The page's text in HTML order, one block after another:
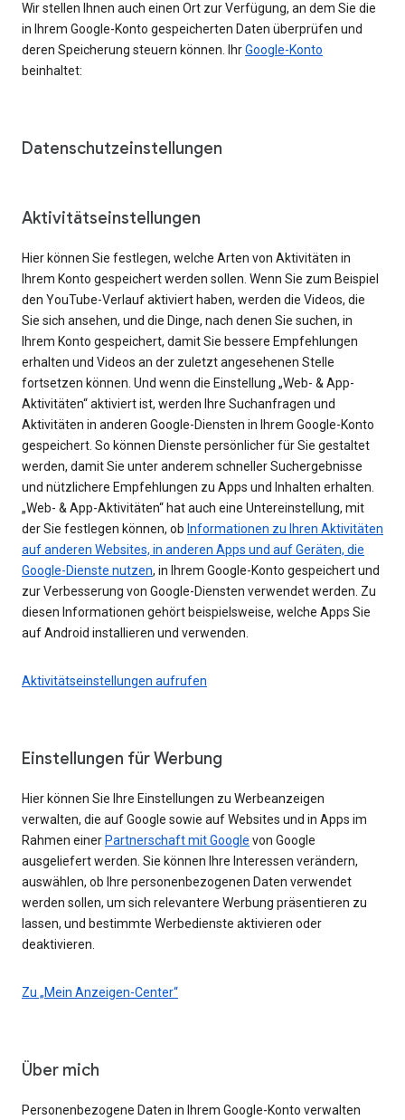
Wir stellen Ihnen auch einen Ort zur Verfügung, an dem Sie die
in Ihrem Google-Konto gespeicherten Daten überprüfen und
deren Speicherung steuern können. IhrGoogle-Konto
beinhaltet:
Datenschutzeinstellungen
Aktivitätseinstellungen
Hier können Sie festlegen, welche Arten von Aktivitäten in
Ihrem Konto gespeichert werden sollen. Wenn Sie zum Beispiel
den YouTube-Verlauf aktiviert haben, werden die Videos, die
Sie sich ansehen, und die Dinge, nach denen Sie suchen, in
Ihrem Konto gespeichert, damit Sie bessere Empfehlungen
erhalten und Videos an der zuletzt angesehenen Stelle
fortsetzen können. Und wenn die Einstellung „Web- & App-
Aktivitäten“ aktiviert ist, werden Ihre Suchanfragen und
Aktivitäten in anderen Google-Diensten in Ihrem Google-Konto
gespeichert. So können Dienste persönlicher für Sie gestaltet
werden, damit Sie unter anderem schneller Suchergebnisse
und nützlichere Empfehlungen zu Apps und Inhalten erhalten.
„Web- & App-Aktivitäten“ hat auch eine Untereinstellung, mit
der Sie festlegen können, ob Informationen zu Ihren Aktivitäten
auf anderen Websites, in anderen Apps und auf Geräten, die
Google-Dienste nutzen, in Ihrem Google-Konto gespeichert und
zur Verbesserung von Google-Diensten verwendet werden. Zu
diesen Informationen gehört beispielsweise, welche Apps Sie
auf Android installieren und verwenden.
Aktivitätseinstellungen aufrufen
Einstellungen für Werbung
Hier können Sie Ihre Einstellungen zu Werbeanzeigen
verwalten, die auf Google sowie auf Websites und in Apps im
Rahmen einer Partnerschaft mit Google von Google
ausgeliefert werden. Sie können Ihre Interessen verändern,
auswählen, ob Ihre personenbezogenen Daten verwendet
werden sollen, um sich relevantere Werbung präsentieren zu
lassen, und bestimmte Werbedienste aktivieren oder
deaktivieren.
Zu „Mein Anzeigen-Center“
Über mich
Personenbezogene Daten in Ihrem Google-Konto verwalten